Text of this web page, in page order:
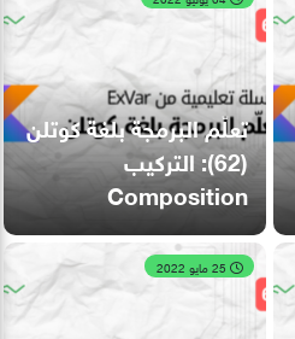
تعلّم البرمجة بلغة كوتلن
(62): التركيب
Composition